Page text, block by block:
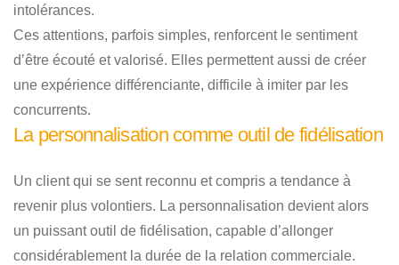
intolérances.
Ces attentions, parfois simples, renforcent le sentiment
d’être écouté et valorisé. Elles permettent aussi de créer
une expérience différenciante, difficile à imiter par les
concurrents.
La personnalisation comme outil de fidélisation
Un client qui se sent reconnu et compris a tendance à
revenir plus volontiers. La personnalisation devient alors
un puissant outil de fidélisation, capable d’allonger
considérablement la durée de la relation commerciale.